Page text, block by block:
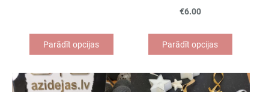
Parādīt opcijas
€6.00
Parādīt opcijas